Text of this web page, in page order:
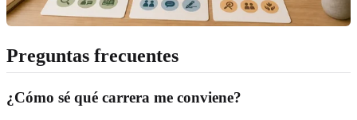
Preguntas frecuentes
¿Cómo sé qué carrera me conviene?